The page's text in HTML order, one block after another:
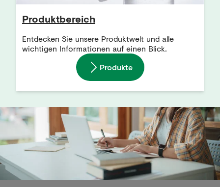
Produktbereich
Entdecken Sie unsere Produktwelt und alle
wichtigen Informationen auf einen Blick.
Produkte